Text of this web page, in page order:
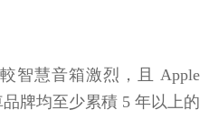
智慧音箱激烈，且 Apple
牌均至少累積 5 年以上的